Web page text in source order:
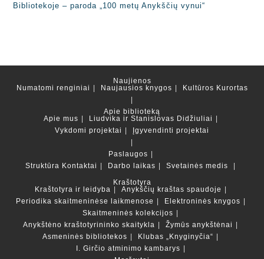
Bibliotekoje – paroda „100 metų Anykščių vynui“
Naujienos
Numatomi renginiai
Naujausios knygos Kultūros Kurortas
Apie biblioteką
Apie mus
Liudvika ir Stanislovas Didžiuliai
Vykdomi projektai
Įgyvendinti projektai
Paslaugos
Struktūra Kontaktai Darbo laikas
Svetainės medis
Kraštotyra
Kraštotyra ir leidyba
Anykščių kraštas spaudoje
Periodika skaitmeninėse laikmenose
Elektroninės knygos
Skaitmeninės kolekcijos
Anykštėno kraštotyrininko skaitykla
Žymūs anykštėnai
Asmeninės bibliotekos
Klubas „Knyginyčia“
I. Girčio atminimo kambarys